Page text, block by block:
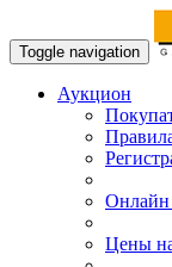
Toggle navigation
Аукцион
Онлайн
Цены